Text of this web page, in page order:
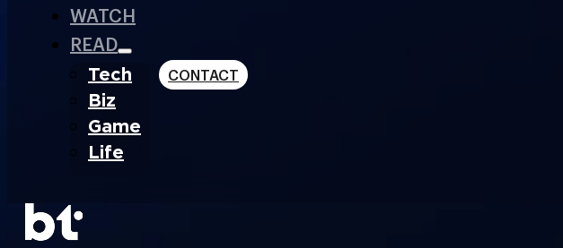
WATCH
READ
Tech
Biz
Game
Life
CONTACT